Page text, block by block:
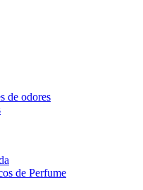
de odores
de Perfume